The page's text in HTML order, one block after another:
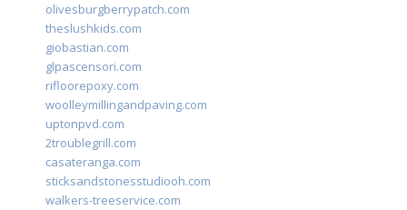
olivesburgberrypatch.com
theslushkids.com
giobastian.com
glpascensori.com
rifloorepoxy.com
woolleymillingandpaving.com
uptonpvd.com
2troublegrill.com
casateranga.com
sticksandstonesstudiooh.com
walkers-treeservice.com